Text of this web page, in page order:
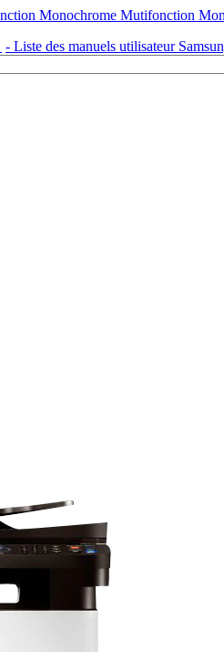
Monochrome Mutifonction
- Liste des manuels utilisateur